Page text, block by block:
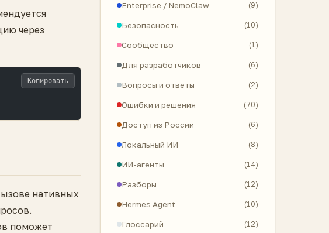
через
Копировать
нативных
поможет
Enterprise / NemoClaw (9)
Безопасность (10)
Сообщество (1)
Для разработчиков (6)
Вопросы и ответы (2)
Ошибки и решения (70)
Доступ из России (6)
Локальный ИИ (8)
ИИ-агенты (14)
Разборы (12)
Hermes Agent (10)
Глоссарий (12)